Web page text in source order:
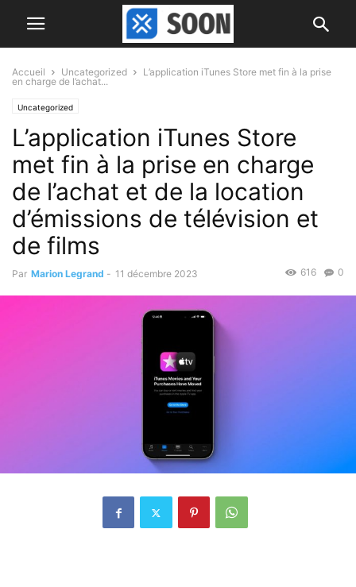
Accueil Uncategorized
L’application iTunes Store met fin à la prise
en charge de l’achat...
Uncategorized
L’application iTunes Store
met fin à la prise en charge
de l’achat et de la location
d’émissions de télévision et
de films
Par Marion Legrand - 11 décembre 2023 0
616